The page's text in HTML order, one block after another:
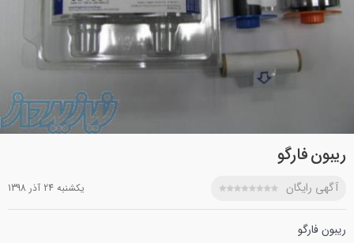
ریبون فارگو
آگهی رایگان يکشنبه 24 آذر 1398
ریبون فارگو